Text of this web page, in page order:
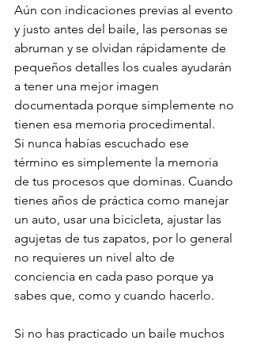
Aún con indicaciones previas al evento
y justo antes del baile, las personas se
abruman y se olvidan rápidamente de
pequeños detalles los cuales ayudarán
a tener una mejor imagen
documentada porque simplemente no
tienen esa memoria procedimental.
Si nunca habías escuchado ese
término es simplemente la memoria
de tus procesos que dominas. Cuando
tienes años de práctica como manejar
un auto, usar una bicicleta, ajustar las
agujetas de tus zapatos, por lo general
no requieres un nivel alto de
conciencia en cada paso porque ya
sabes que, como y cuando hacerlo.
Si no has practicado un baile muchos